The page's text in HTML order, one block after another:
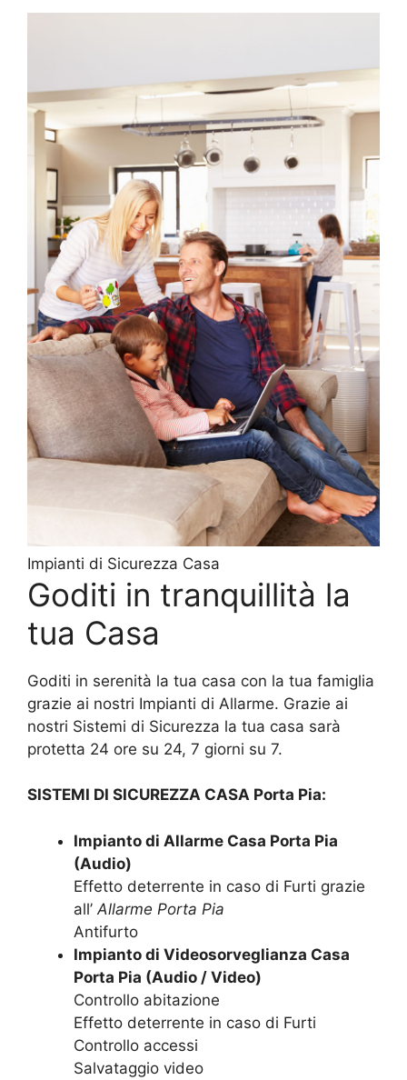
Impianti di Sicurezza Casa
Goditi in tranquillità la
tua Casa
Goditi in serenità la tua casa con la tua famiglia
grazie ai nostri Impianti di Allarme. Grazie ai
nostri Sistemi di Sicurezza la tua casa sarà
protetta 24 ore su 24, 7 giorni su 7.
SISTEMI DI SICUREZZA CASA Porta Pia:
Impianto di Allarme Casa Porta Pia
(Audio)
Effetto deterrente in caso di Furti grazie
all’ Allarme Porta Pia
Antifurto
Impianto di Videosorveglianza Casa
Porta Pia (Audio / Video)
Controllo abitazione
Effetto deterrente in caso di Furti
Controllo accessi
Salvataggio video